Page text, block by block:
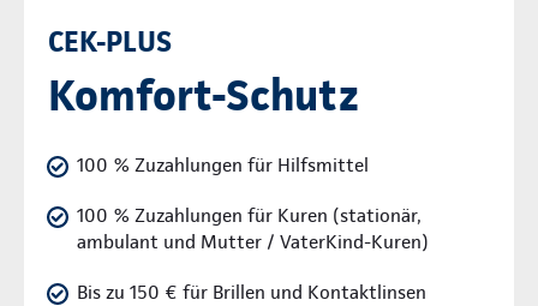
CEK-PLUS
Komfort-Schutz
100 % Zuzahlungen für Hilfsmittel
100 % Zuzahlungen für Kuren (stationär,
ambulant und Mutter / VaterKind-Kuren)
Bis zu 150 € für Brillen und Kontaktlinsen